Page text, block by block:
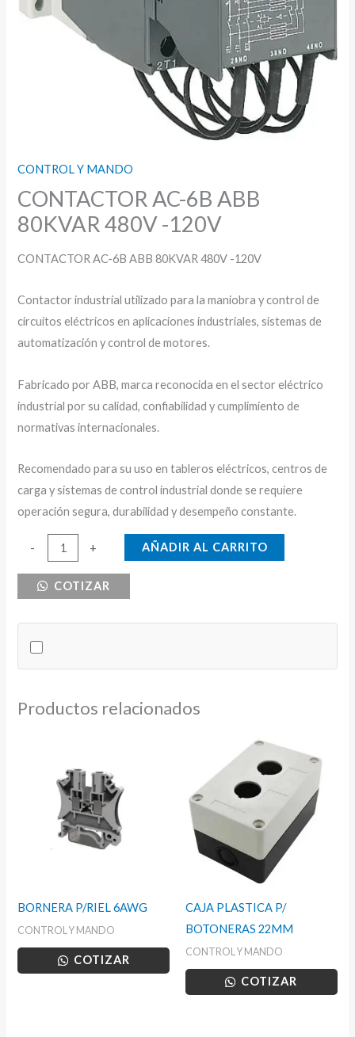
CONTROL Y MANDO
CONTACTOR AC-6B ABB
80KVAR 480V -120V
CONTACTOR AC-6B ABB 80KVAR 480V -120V
Contactor industrial utilizado para la maniobra y control de
circuitos eléctricos en aplicaciones industriales, sistemas de
automatización y control de motores.
Fabricado por ABB, marca reconocida en el sector eléctrico
industrial por su calidad, confiabilidad y cumplimiento de
normativas internacionales.
Recomendado para su uso en tableros eléctricos, centros de
carga y sistemas de control industrial donde se requiere
operación segura, durabilidad y desempeño constante.
-
CONTACTOR
480V
-120V
+ AÑADIR AL CARRITO
COTIZAR
Productos relacionados
BORNERA P/RIEL 6AWG
CONTROL Y MANDO
COTIZAR
CAJA PLASTICA P/
BOTONERAS 22MM
CONTROL Y MANDO
COTIZAR